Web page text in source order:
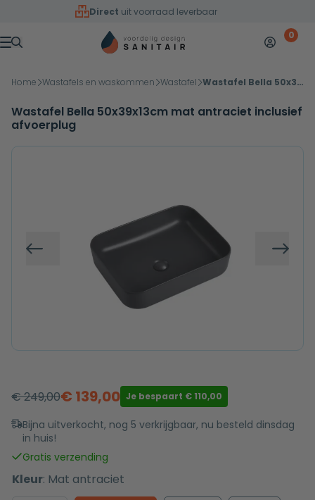
Overslaan naar inhoud
Direct uit voorraad leverbaar
Menu
Mijn 0
Home Wastafels en waskommen Wastafel Wastafel Bella 50x39x13cm mat antraciet inclusief afvoerplug
Wastafel Bella 50x39x13cm mat antraciet inclusief
afvoerplug
Vorige
€249,00
Oorspronkelijke
prijs
was:
€ 249,00.
€ 139,00
Huidige
prijs
€ 139,00.
Je bespaart € 110,00
Bijna uitverkocht, nog 5 verkrijgbaar, nu besteld dinsdag
in huis!
Gratis verzending
Kleur: Mat antraciet